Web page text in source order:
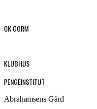
OK GORM
KLUBHUS
PENGEINSTITUT
Abrahamsens Gård